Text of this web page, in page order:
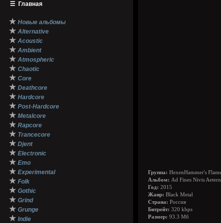
☰ Главная
★ Новые альбомы
★ Alternative
★ Acoustic
★ Ambient
★ Atmospheric
★ Chaotic
★ Core
★ Deathcore
★ Hardcore
★ Post-Hardcore
★ Metalcore
★ Rapcore
★ Trancecore
★ Djent
★ Electronic
★ Emo
★ Experimental
★ Folk
★ Gothic
★ Grind
★ Grunge
★ Indie
Группа: HexenHammer's
Альбом: Ad Fines Nivis
Год: 2015
Жанр: Black Metal
Страна: Россия
Битрейт: 320 kbps
Размер: 93.3 Мб